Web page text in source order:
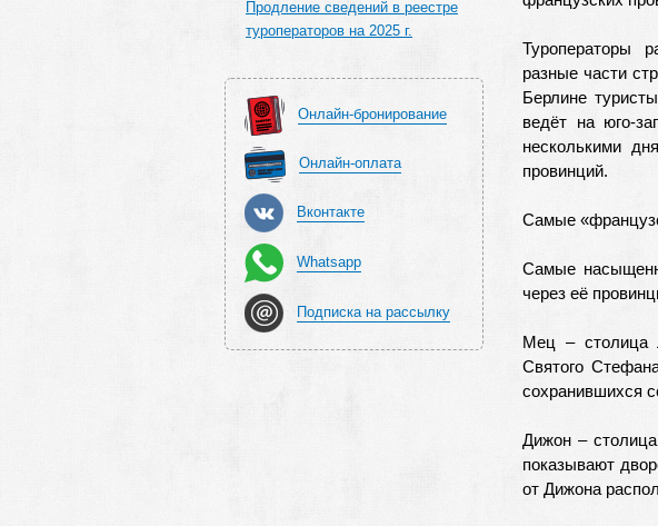
Продление сведений в реестре
туроператоров на 2025 г.
Онлайн-бронирование
Онлайн-оплата
Вконтакте
Whatsapp
Подписка на рассылку
Туроператоры
разные части
Берлине
ведёт на юго-
несколькими
провинций.
Самые
Самые
через её
Мец – столица
Святого
сохранившихся
Дижон –
показывают
от Дижона